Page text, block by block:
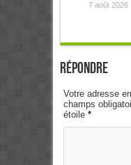
7 août 2026
Répondre
Votre adresse
champs
étoile *